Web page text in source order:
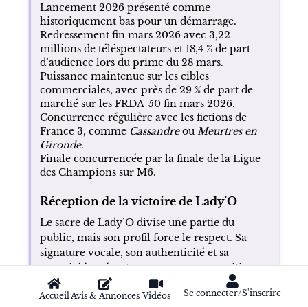
AccueilAvis & Annonces Vidéos Se connecter/S'inscrire
Lancement 2026 présenté comme
historiquement bas pour un démarrage.
Redressement fin mars 2026 avec 3,22
millions de téléspectateurs et 18,4 % de part
d’audience lors du prime du 28 mars.
Puissance maintenue sur les cibles
commerciales, avec près de 29 % de part de
marché sur les FRDA-50 fin mars 2026.
Concurrence régulière avec les fictions de
France 3, comme Cassandreou Meurtres en
Gironde.
Finale concurrencée par la finale de la Ligue
des Champions sur M6.
Réception de la victoire de Lady’O
Le sacre de Lady’O divise une partie du
public, mais son profil force le respect. Sa
signature vocale, son authenticité et sa
capacité à présenter sa propre composition
en finale sont largement saluées.
Victoire perçue comme inattendue par